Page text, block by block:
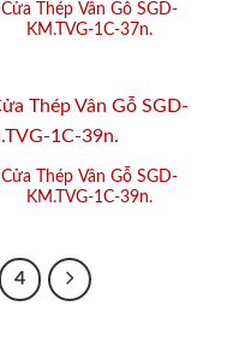
Cửa Thép Vân Gỗ SGD-
KM.TVG-1C-37n.
Cửa Thép Vân Gỗ SGD-
KM.TVG-1C-39n.
4